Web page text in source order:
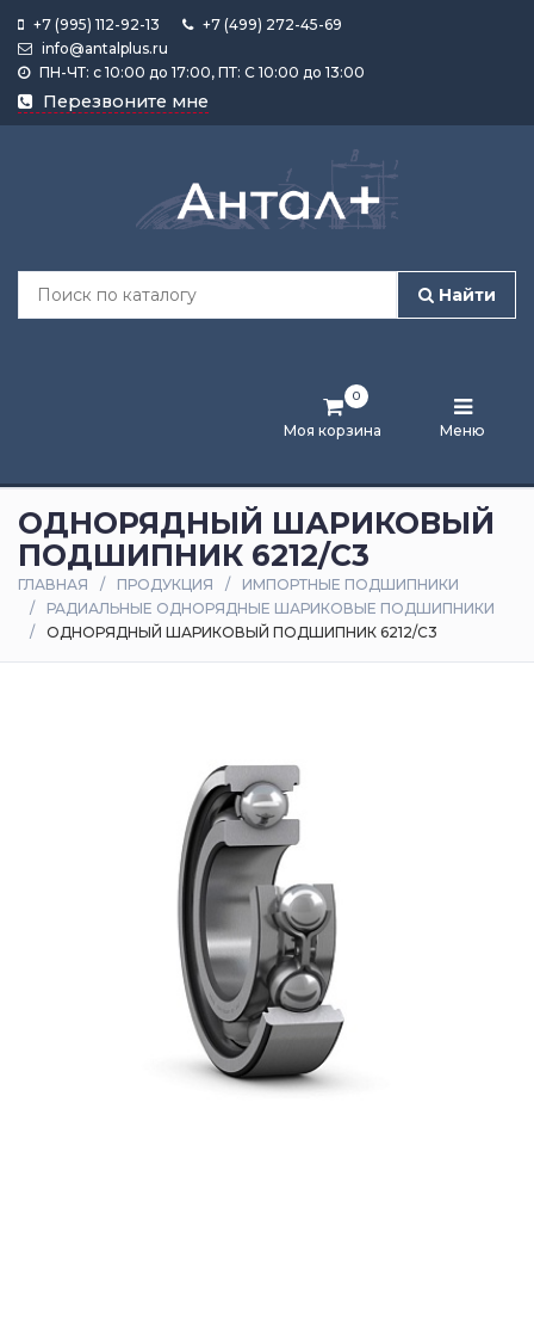
+7 (995) 112-92-13
+7 (499) 272-45-69
info@antalplus.ru
ПН-ЧТ: с 10:00 до 17:00, ПТ: С 10:00 до 13:00
Перезвоните мне
Найти
Моя корзина
0
Меню
Каталог
продукции
Лента
и
статьи
Оплата
доставка
ОДНОРЯДНЫЙ ШАРИКОВЫЙ
ПОДШИПНИК 6212/C3
ГЛАВНАЯ ПРОДУКЦИЯ
ИМПОРТНЫЕ ПОДШИПНИКИ
РАДИАЛЬНЫЕ ОДНОРЯДНЫЕ ШАРИКОВЫЕ ПОДШИПНИКИ
ОДНОРЯДНЫЙ ШАРИКОВЫЙ ПОДШИПНИК 6212/C3